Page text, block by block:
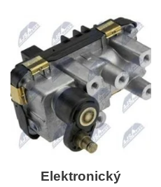
Elektronický